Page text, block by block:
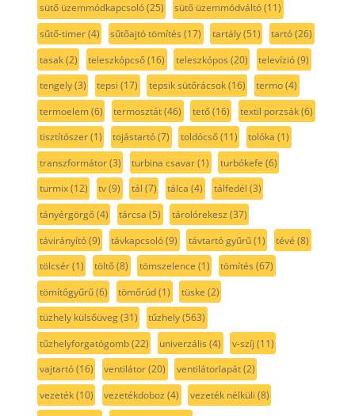
sütő üzemmódkapcsoló(25) sütő üzemmódváltó(11)
sűtő-timer(4) sűtőajtó tömítés (17) tartály(51) tartó(26)
tasak(2) teleszkópcső(16) teleszkópos (20) televízió(9)
tengely(3) tepsi (17) tepsik sütőrácsok(16) termo(4)
termoelem(6) termosztát(46) tető(16) textil porzsák(6)
tisztítószer(1) tojástartó(7) toldócső(11) tolóka (1)
transzformátor(3) turbina csavar(1) turbókefe (6)
turmix(12) tv(9) tál (7) tálca (4) tálfedél (3)
tányérgörgő(4) tárcsa (5) tárolórekesz (37)
távirányító(9) távkapcsoló(9) távtartó gyűrű(1) tévé (8)
tölcsér(1) töltő(8) tömszelence (1) tömítés (67)
tömítőgyűrű(6) tömőrúd(1) tüske (2)
tüzhely külsőüveg(31) tűzhely(563)
tűzhelyforgatógomb(22) univerzális (4) v-szíj (11)
vajtartó(16) ventilátor(20) ventilátorlapát(2)
vezeték(10) vezetékdoboz (4) vezeték nélküli (8)